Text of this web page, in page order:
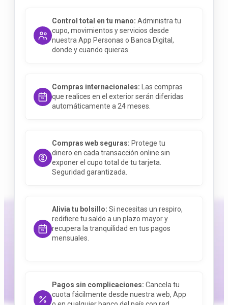
Control total en tu mano: Administra tu
cupo, movimientos y servicios desde
nuestra App Personas o Banca Digital,
donde y cuando quieras.
Compras internacionales:
Las compras
que realices en el exterior serán diferidas
automáticamente a 24 meses.
Compras web seguras: Protege tu
dinero en cada transacción online sin
exponer el cupo total de tu tarjeta.
Seguridad garantizada.
Alivia tu bolsillo: Si necesitas un respiro,
redifiere tu saldo a un plazo mayor y
recupera la tranquilidad en tus pagos
mensuales.
Pagos sin complicaciones: Cancela tu
cuota fácilmente desde nuestra web, App